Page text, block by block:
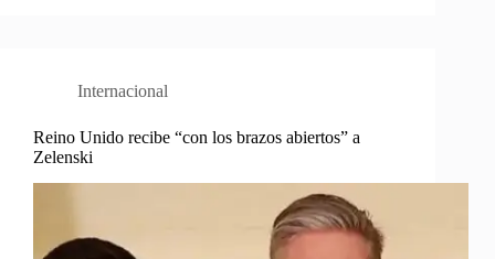
Internacional
Reino Unido recibe “con los brazos abiertos” a
Zelenski